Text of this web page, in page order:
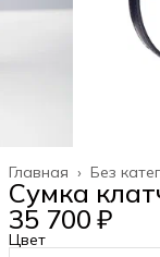
Без
Главная ›
Сумка
35 700 ₽
Цвет